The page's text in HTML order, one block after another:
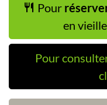
Pour
en
Pour